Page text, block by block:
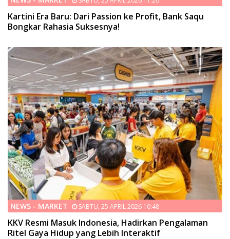
Kartini Era Baru: Dari Passion ke Profit, Bank Saqu
Bongkar Rahasia Suksesnya!
NEWS - MARKET SABTU, 25 APRIL 2026 10:48
KKV Resmi Masuk Indonesia, Hadirkan Pengalaman
Ritel Gaya Hidup yang Lebih Interaktif